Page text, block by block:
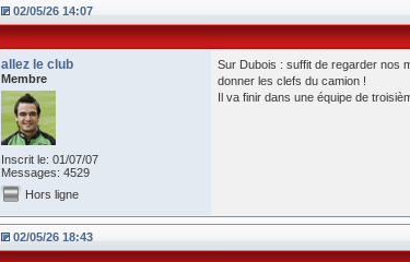
02/05/26 14:07
allez le club
Membre
Inscrit le: 01/07/07
Messages: 4529
Sur Dubois : suffit de regarder nos
donner les clefs du camion !
Il va finir dans une équipe de
Hors ligne
02/05/26 18:43